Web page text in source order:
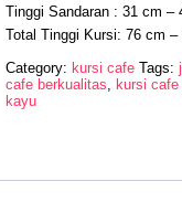
Tinggi Sandaran : 31 cm –
Total Tinggi Kursi: 76 cm –
Category: kursi cafe Tags:
cafe berkualitas, kursi
kayu